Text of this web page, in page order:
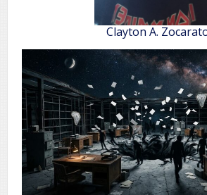
Clayton A.